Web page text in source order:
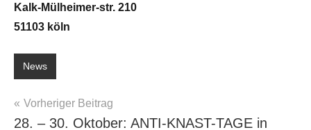
Kalk-Mülheimer-str. 210
51103 köln
News
Beitragsnavigation
Vorheriger Beitrag
28. – 30. Oktober: ANTI-KNAST-TAGE in